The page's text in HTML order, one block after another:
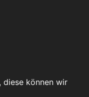
diese können wir